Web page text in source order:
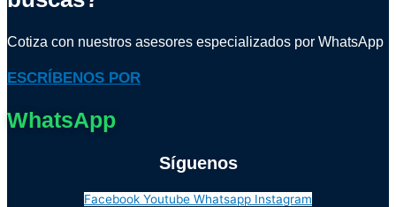
Cotiza con nuestros asesores especializados por WhatsApp
ESCRÍBENOS POR
WhatsApp
Síguenos
Facebook Youtube Whatsapp Instagram